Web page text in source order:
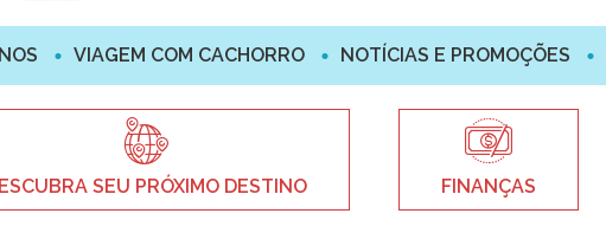
VIAGEM COM CACHORRO NOTÍCIAS E PROMOÇÕES
SEU PRÓXIMO DESTINO FINANÇAS